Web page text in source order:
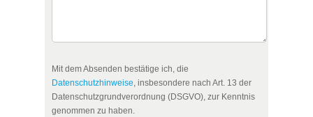
Mit dem Absenden bestätige ich, die
Datenschutzhinweise, insbesondere nach Art. 13 der
Datenschutzgrundverordnung (DSGVO), zur Kenntnis
genommen zu haben.